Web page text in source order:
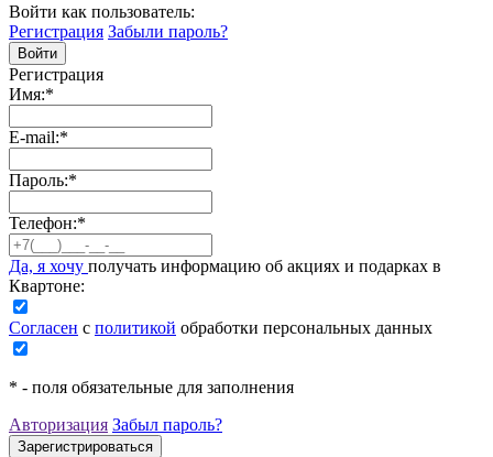
Войти как пользователь:
Регистрация Забыли пароль?
Регистрация
Имя:*
E-mail:*
Пароль:*
Телефон:*
Да, я хочу получать информацию об акциях и подарках в
Квартоне:
Согласен с политикой обработки персональных данных
* - поля обязательные для заполнения
Авторизация Забыл пароль?